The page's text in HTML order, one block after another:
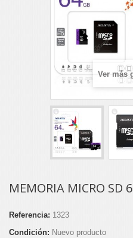
Ver más
MEMORIA MICRO SD
Referencia: 1323
Condición: Nuevo producto